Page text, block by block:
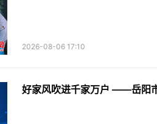
2026-08-06 17:10